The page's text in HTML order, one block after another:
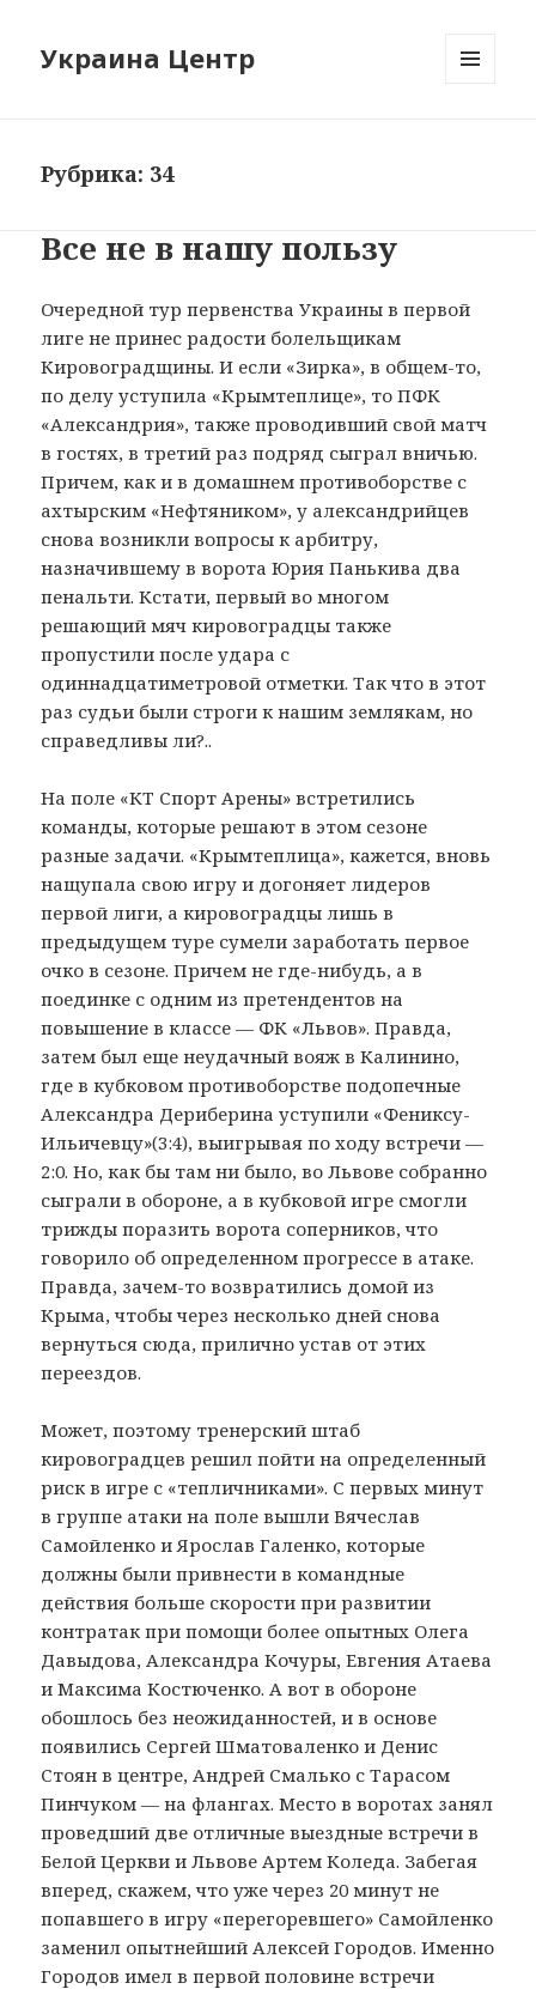
Украина Центр
Рубрика: 34
Все не в нашу пользу
Очередной тур первенства Украины в первой
лиге не принес радости болельщикам
Кировоградщины. И если «Зирка», в общем-то,
по делу уступила «Крымтеплице», то ПФК
«Александрия», также проводивший свой матч
в гостях, в третий раз подряд сыграл вничью.
Причем, как и в домашнем противоборстве с
ахтырским «Нефтяником», у александрийцев
снова возникли вопросы к арбитру,
назначившему в ворота Юрия Панькива два
пенальти. Кстати, первый во многом
решающий мяч кировоградцы также
пропустили после удара с
одиннадцатиметровой отметки. Так что в этот
раз судьи были строги к нашим землякам, но
справедливы ли?..
На поле «КТ Спорт Арены» встретились
команды, которые решают в этом сезоне
разные задачи. «Крымтеплица», кажется, вновь
нащупала свою игру и догоняет лидеров
первой лиги, а кировоградцы лишь в
предыдущем туре сумели заработать первое
очко в сезоне. Причем не где-нибудь, а в
поединке с одним из претендентов на
повышение в классе — ФК «Львов». Правда,
затем был еще неудачный вояж в Калинино,
где в кубковом противоборстве подопечные
Александра Дериберина уступили «Фениксу-
Ильичевцу»(3:4), выигрывая по ходу встречи —
2:0. Но, как бы там ни было, во Львове собранно
сыграли в обороне, а в кубковой игре смогли
трижды поразить ворота соперников, что
говорило об определенном прогрессе в атаке.
Правда, зачем-то возвратились домой из
Крыма, чтобы через несколько дней снова
вернуться сюда, прилично устав от этих
переездов.
Может, поэтому тренерский штаб
кировоградцев решил пойти на определенный
риск в игре с «тепличниками». С первых минут
в группе атаки на поле вышли Вячеслав
Самойленко и Ярослав Галенко, которые
должны были привнести в командные
действия больше скорости при развитии
контратак при помощи более опытных Олега
Давыдова, Александра Кочуры, Евгения Атаева
и Максима Костюченко. А вот в обороне
обошлось без неожиданностей, и в основе
появились Сергей Шматоваленко и Денис
Стоян в центре, Андрей Смалько с Тарасом
Пинчуком — на флангах. Место в воротах занял
проведший две отличные выездные встречи в
Белой Церкви и Львове Артем Коледа. Забегая
вперед, скажем, что уже через 20 минут не
попавшего в игру «перегоревшего» Самойленко
заменил опытнейший Алексей Городов. Именно
Городов имел в первой половине встречи